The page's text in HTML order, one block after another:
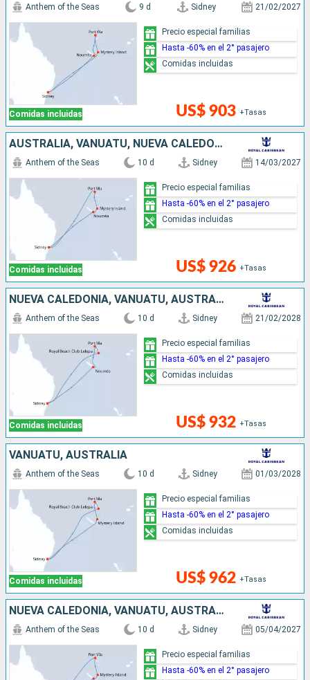
Comidas incluidas
Anthem of the Seas 9 d Sidney 21/02/2027
US$ 903 +Tasas
Precio especial familias
Hasta -60% en el 2° pasajero
Comidas incluidas
AUSTRALIA, VANUATU, NUEVA CALEDONIA
Comidas incluidas
Anthem of the Seas 10 d Sidney 14/03/2027
US$ 926 +Tasas
Precio especial familias
Hasta -60% en el 2° pasajero
Comidas incluidas
NUEVA CALEDONIA, VANUATU, AUSTRALIA
Comidas incluidas
Anthem of the Seas 10 d Sidney 21/02/2028
US$ 932 +Tasas
Precio especial familias
Hasta -60% en el 2° pasajero
Comidas incluidas
VANUATU, AUSTRALIA
Comidas incluidas
Anthem of the Seas 10 d Sidney 01/03/2028
US$ 962 +Tasas
Precio especial familias
Hasta -60% en el 2° pasajero
Comidas incluidas
NUEVA CALEDONIA, VANUATU, AUSTRALIA
Anthem of the Seas 10 d Sidney 05/04/2027
Precio especial familias
Hasta -60% en el 2° pasajero